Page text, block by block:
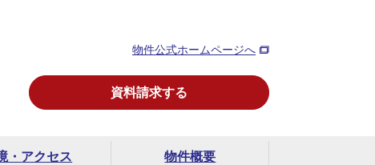
物件公式ホームページへ
資料請求する
・ アクセス 物件概要